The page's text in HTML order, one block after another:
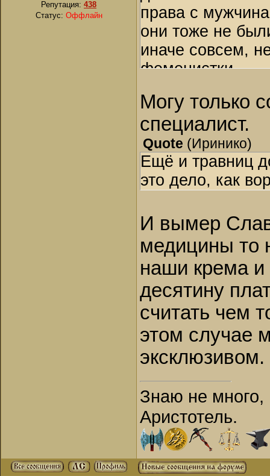
Репутация: 438
Статус: Оффлайн
права с
они тоже не
иначе совсем,
феменистки...
Могу только
специалист.
Quote (Иринико)
Ещё и травниц
это дело, как
И вымер
медицины то
наши крема
десятину
считать чем
этом случае
эксклюзивом.
Знаю не много,
Аристотель.